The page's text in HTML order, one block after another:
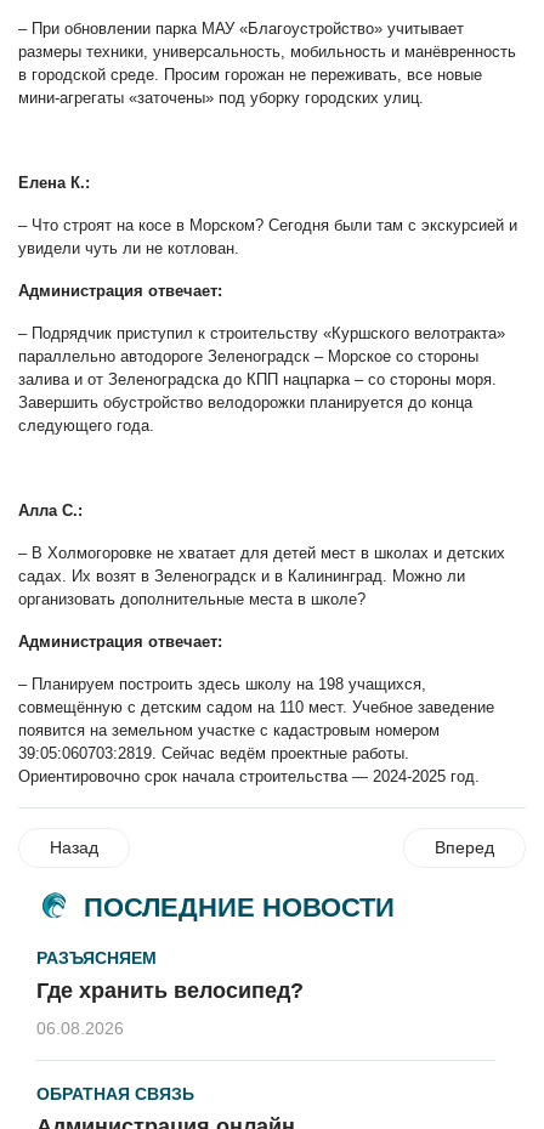
– При обновлении парка МАУ «Благоустройство» учитывает
размеры техники, универсальность, мобильность и манёвренность
в городской среде. Просим горожан не переживать, все новые
мини-агрегаты «заточены» под уборку городских улиц.
Елена К.:
– Что строят на косе в Морском? Сегодня были там с экскурсией и
увидели чуть ли не котлован.
Администрация отвечает:
– Подрядчик приступил к строительству «Куршского велотракта»
параллельно автодороге Зеленоградск – Морское со стороны
залива и от Зеленоградска до КПП нацпарка – со стороны моря.
Завершить обустройство велодорожки планируется до конца
следующего года.
Алла С.:
– В Холмогоровке не хватает для детей мест в школах и детских
садах. Их возят в Зеленоградск и в Калининград. Можно ли
организовать дополнительные места в школе?
Администрация отвечает:
– Планируем построить здесь школу на 198 учащихся,
совмещённую с детским садом на 110 мест. Учебное заведение
появится на земельном участке с кадастровым номером
39:05:060703:2819. Сейчас ведём проектные работы.
Ориентировочно срок начала строительства — 2024-2025 год.
Назад Вперед
ПОСЛЕДНИЕ НОВОСТИ
РАЗЪЯСНЯЕМ
Где хранить велосипед?
06.08.2026
ОБРАТНАЯ СВЯЗЬ